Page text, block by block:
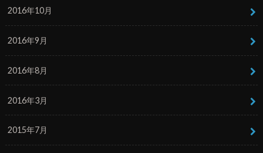
2016年10月
2016年9月
2016年8月
2016年3月
2015年7月